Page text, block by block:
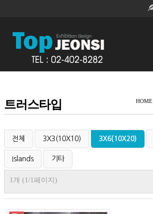
트러스타입 HOME
전체 3X3(10X10) 3X6(10X20)
Islands 기타
1개 (1/1페이지)